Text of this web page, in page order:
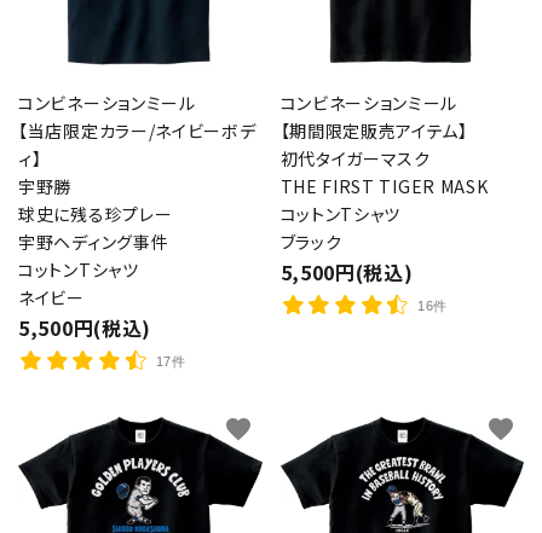
コンビネーションミール
【当店限定カラー/ネイビーボデ
ィ】
宇野勝
球史に残る珍プレー
宇野ヘディング事件
コットンTシャツ
ネイビー
5,500円(税込)
17件
コンビネーションミール
【期間限定販売アイテム】
初代タイガーマスク
THE FIRST TIGER MASK
コットンTシャツ
ブラック
5,500円(税込)
16件
favorite favorite